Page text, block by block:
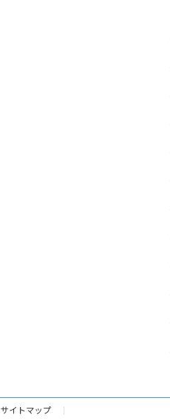
サイトマップ